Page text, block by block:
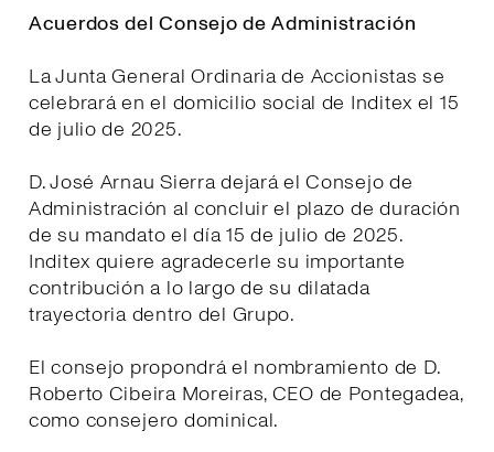
Acuerdos del Consejo de Administración
La Junta General Ordinaria de Accionistas se
celebrará en el domicilio social de Inditex el 15
de julio de 2025.
D. José Arnau Sierra dejará el Consejo de
Administración al concluir el plazo de duración
de su mandato el día 15 de julio de 2025.
Inditex quiere agradecerle su importante
contribución a lo largo de su dilatada
trayectoria dentro del Grupo.
El consejo propondrá el nombramiento de D.
Roberto Cibeira Moreiras, CEO de Pontegadea,
como consejero dominical.